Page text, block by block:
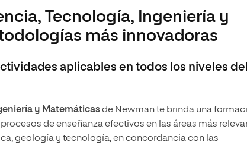
Tecnología, Ingeniería y
más innovadoras
aplicables en todos los niveles
y Matemáticasde Newman te brinda una
de enseñanza efectivos en las áreas más
geología y tecnología, en concordancia con las